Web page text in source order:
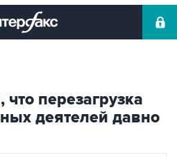
перезагрузка
деятелей давно